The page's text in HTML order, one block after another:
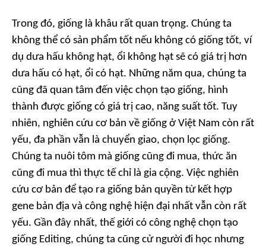
Trong đó, giống là khâu rất quan trọng. Chúng ta
không thể có sản phẩm tốt nếu không có giống tốt, ví
dụ dưa hấu không hạt, ổi không hạt sẽ có giá trị hơn
dưa hấu có hạt, ổi có hạt. Những năm qua, chúng ta
cũng đã quan tâm đến việc chọn tạo giống, hình
thành được giống có giá trị cao, năng suất tốt. Tuy
nhiên, nghiên cứu cơ bản về giống ở Việt Nam còn rất
yếu, đa phần vẫn là chuyển giao, chọn lọc giống.
Chúng ta nuôi tôm mà giống cũng đi mua, thức ăn
cũng đi mua thì thực tế chỉ là gia cộng. Việc nghiên
cứu cơ bản để tạo ra giống bản quyền từ kết hợp
gene bản địa và công nghệ hiện đại nhất vẫn còn rất
yếu. Gần đây nhất, thế giới có công nghệ chọn tạo
giống Editing, chúng ta cũng cử người đi học nhưng